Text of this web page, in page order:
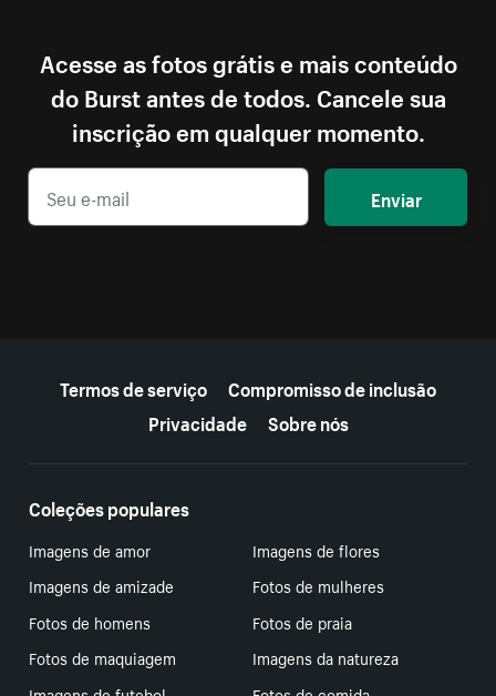
Acesse as fotos grátis e mais conteúdo
do Burst antes de todos. Cancele sua
inscrição em qualquer momento.
Enviar
Termos de serviço
Compromisso de inclusão
Privacidade
Sobre nós
Coleções populares
Imagens de amor
Imagens de flores
Imagens de amizade
Fotos de mulheres
Fotos de homens
Fotos de praia
Fotos de maquiagem
Imagens da natureza